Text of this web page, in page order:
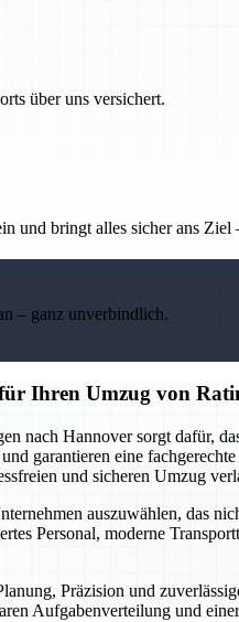
über uns versichert.
und bringt alles sicher ans
– ganz unverbindlich.
Ihren Umzug von
nach Hannover sorgt dafür,
garantieren eine
und sicheren Umzug
auszuwählen, das
Personal, moderne
Präzision und
Aufgabenverteilung und